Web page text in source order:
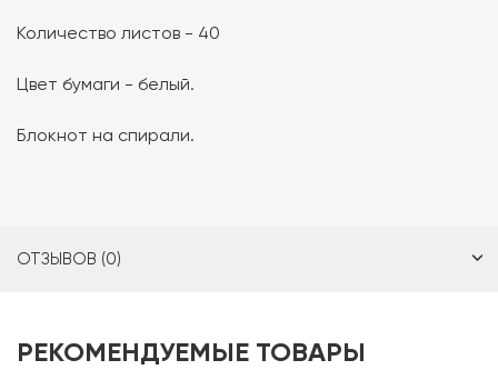
Количество листов - 40
Цвет бумаги - белый.
Блокнот на спирали.
ОТЗЫВОВ (0)
РЕКОМЕНДУЕМЫЕ ТОВАРЫ